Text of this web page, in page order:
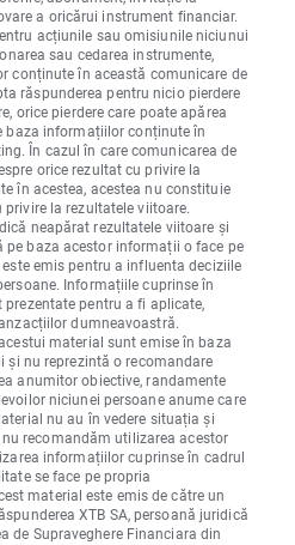
a oricărui instrument financiar.
acțiunile sau omisiunile niciunui
sau cedarea instrumente,
conținute în această comunicare de
răspunderea pentru nicio pierdere
orice pierdere care poate apărea
baza informațiilor conținute în
În cazul în care comunicarea de
orice rezultat cu privire la
în acestea, acestea nu constituie
la rezultatele viitoare.
neapărat rezultatele viitoare și
pe baza acestor informații o face pe
emis pentru a influenta deciziile
Informațiile cuprinse în
pentru a fi aplicate,
dumneavoastră.
material sunt emise în baza
și nu reprezintă o recomandare
anumitor obiective, randamente
niciunei persoane anume care
nu au în vedere situația și
recomandăm utilizarea acestor
informațiilor cuprinse în cadrul
se face pe propria
material este emis de către un
XTB SA, persoană juridică
de Supraveghere Financiara din